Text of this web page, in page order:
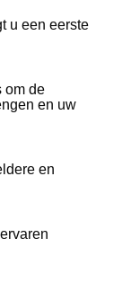
u een eerste
om de
en uw
en